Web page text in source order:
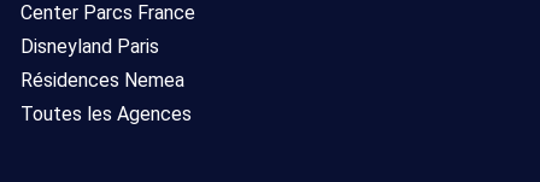
Center Parcs France
Disneyland Paris
Résidences Nemea
Toutes les Agences